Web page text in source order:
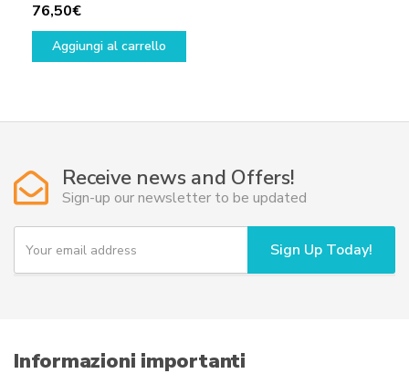
76,50€
Aggiungi al carrello
Receive news and Offers!
Sign-up our newsletter to be updated
Y
u
i
l
Sign Up Today!
Informazioni importanti